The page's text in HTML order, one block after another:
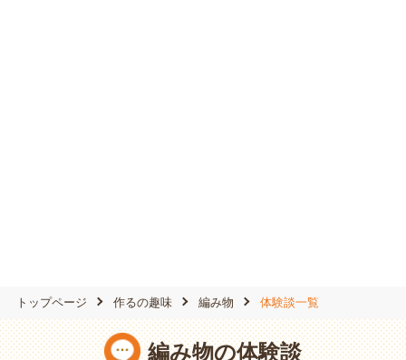
トップページ 作るの趣味 編み物 体験談一覧
編み物の体験談